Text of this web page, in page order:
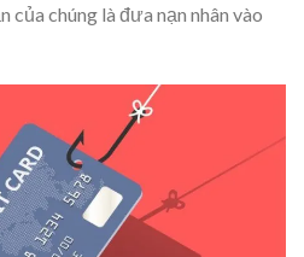
chúng là đưa nạn nhân vào